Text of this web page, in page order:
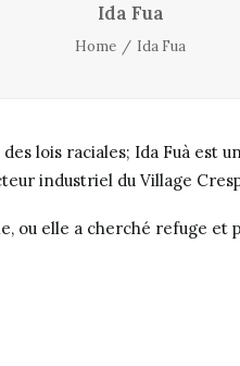
Ida Fua
Home Ida Fua
lois raciales; Ida Fuà
industriel du Village
ou elle a cherché refuge et